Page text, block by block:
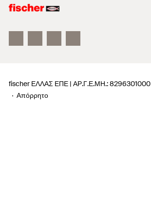
fischertechnik παιχνίδια
fischer ΕΛΛΑΣ ΕΠΕ | ΑΡ.Γ.Ε.ΜΗ.: 8296301000
Απόρρητο